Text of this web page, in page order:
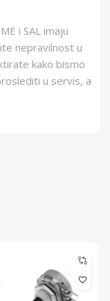
i SAL imaju
nepravilnost u
kako bismo
u servis, a